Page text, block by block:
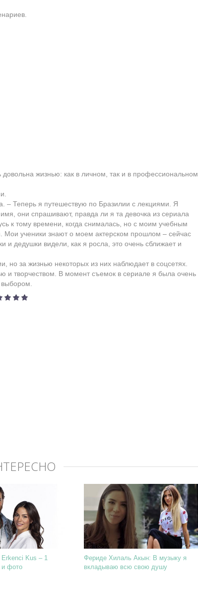
жизнью: как в личном, так и в профессиональном
– Теперь я путешествую по Бразилии с лекциями. Я
они спрашивают, правда ли я та девочка из сериала
к тому времени, когда снималась, но с моим учебным
Мои ученики знают о моем актерском прошлом – сейчас
дедушки видели, как я росла, это очень сближает и
но за жизнью некоторых из них наблюдает в соцсетях.
творчеством. В момент съемок в сериале я была очень
Kus – 1
и фото
Фериде Хилаль Акын: В музыку я
вкладываю всю свою душу